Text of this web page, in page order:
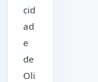
cid
ad
e
de
Oli